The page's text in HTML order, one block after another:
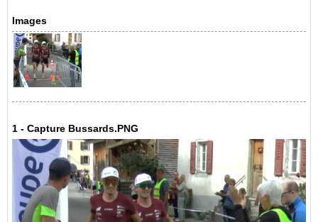
Images
1 - Capture Bussards.PNG